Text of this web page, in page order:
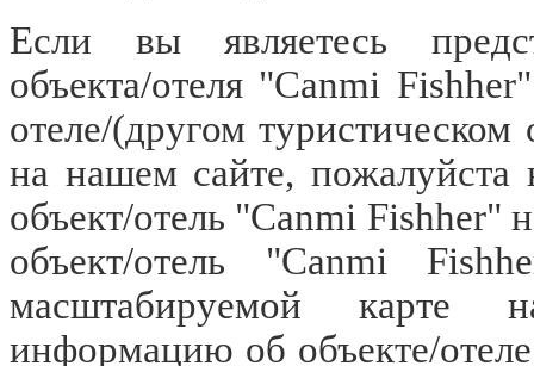
Если вы являетесь
объекта/отеля "Canmi
отеле/(другом
на нашем сайте,
объект/отель "Canmi Fishher"
объект/отель "Canmi
масштабируемой карте
информацию об объекте/